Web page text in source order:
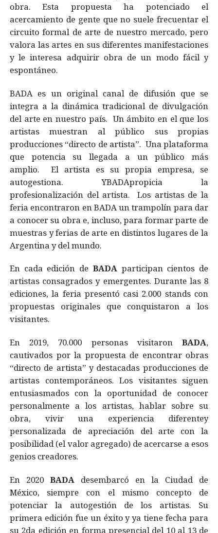
obra. Esta propuesta ha potenciado el
acercamiento de gente que no suele frecuentar el
circuito formal de arte de nuestro mercado, pero
valora las artes en sus diferentes manifestaciones
y le interesa adquirir obra de un modo fácil y
espontáneo.
BADA es un original canal de difusión que se
integra a la dinámica tradicional de divulgación
del arte en nuestro país. Un ámbito en el que los
artistas muestran al público sus propias
producciones “directo de artista”. Una plataforma
que potencia su llegada a un público más
amplio. El artista es su propia empresa, se
autogestiona. YBADApropicia la
profesionalización del artista. Los artistas de la
feria encontraron en BADA un trampolín para dar
a conocer su obra e, incluso, para formar parte de
muestras y ferias de arte en distintos lugares de la
Argentina y del mundo.
En cada edición de BADAparticipan cientos de
artistas consagrados y emergentes. Durante las 8
ediciones, la feria presentó casi 2.000 stands con
propuestas originales que conquistaron a los
visitantes.
En 2019, 70.000 personas visitaron BADA,
cautivados por la propuesta de encontrar obras
“directo de artista” y destacadas producciones de
artistas contemporáneos. Los visitantes siguen
entusiasmados con la oportunidad de conocer
personalmente a los artistas, hablar sobre su
obra, vivir una experiencia diferentey
personalizada de apreciación del arte con la
posibilidad (el valor agregado) de acercarse a esos
genios creadores.
En 2020 BADA desembarcó en la Ciudad de
México, siempre con el mismo concepto de
potenciar la autogestión de los artistas. Su
primera edición fue un éxito y ya tiene fecha para
su 2da edición en forma presencial del 10 al 13 de